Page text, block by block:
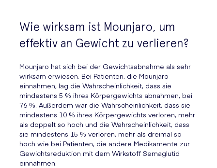
Wie wirksam ist Mounjaro, um
effektiv an Gewicht zu verlieren?
Mounjaro hat sich bei der Gewichtsabnahme als sehr
wirksam erwiesen. Bei Patienten, die Mounjaro
einnahmen, lag die Wahrscheinlichkeit, dass sie
mindestens 5 % ihres Körpergewichts abnahmen, bei
76 %. Außerdem war die Wahrscheinlichkeit, dass sie
mindestens 10 % ihres Körpergewichts verloren, mehr
als doppelt so hoch und die Wahrscheinlichkeit, dass
sie mindestens 15 % verloren, mehr als dreimal so
hoch wie bei Patienten, die andere Medikamente zur
Gewichtsreduktion mit dem Wirkstoff Semaglutid
einnahmen.